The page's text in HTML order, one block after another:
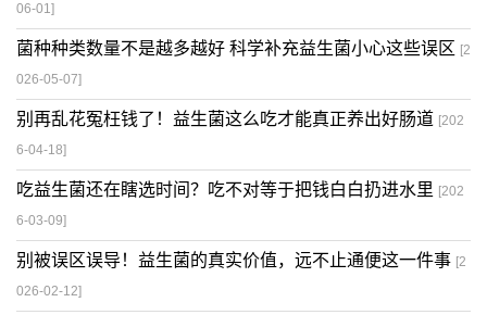
06-01]
菌种种类数量不是越多越好 科学补充益生菌小心这些误区 [2
026-05-07]
别再乱花冤枉钱了！益生菌这么吃才能真正养出好肠道 [202
6-04-18]
吃益生菌还在瞎选时间？吃不对等于把钱白白扔进水里 [202
6-03-09]
别被误区误导！益生菌的真实价值，远不止通便这一件事 [2
026-02-12]